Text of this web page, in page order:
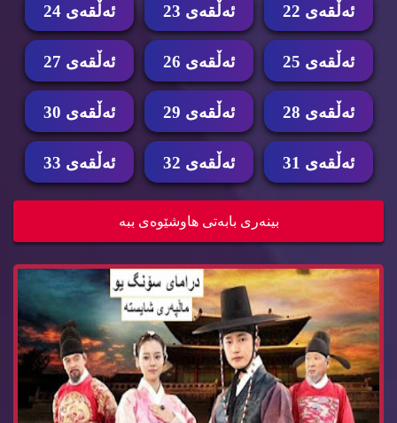
ئه‌ڵقه‌ی 22 ئه‌ڵقه‌ی 23 ئه‌ڵقه‌ی 24
ئه‌ڵقه‌ی 25 ئه‌ڵقه‌ی 26 ئه‌ڵقه‌ی 27
ئه‌ڵقه‌ی 28 ئه‌ڵقه‌ی 29 ئه‌ڵقه‌ی 30
ئه‌ڵقه‌ی 31 ئه‌ڵقه‌ی 32 ئه‌ڵقه‌ی 33
بینه‌ری بابه‌تی هاوشێوه‌ی ببه‌
زنجیره‌ درامای سۆنگ یو ئه‌ڵقه‌ی 23